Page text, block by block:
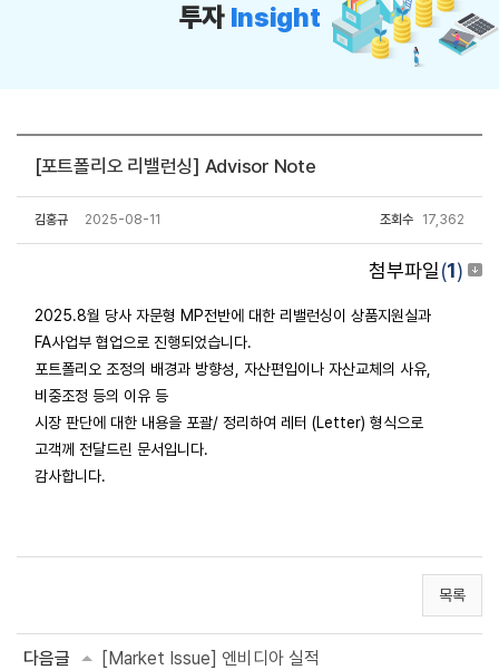
투자 Insight
[포트폴리오 리밸런싱] Advisor Note
김홍규 2025-08-11 조회수 17,362
첨부파일(1)
2025.8월 당사 자문형 MP전반에 대한 리밸런싱이 상품지원실과
FA사업부 협업으로 진행되었습니다.
포트폴리오 조정의 배경과 방향성, 자산편입이나 자산교체의 사유,
비중조정 등의 이유 등
시장 판단에 대한 내용을 포괄/ 정리하여 레터 (Letter) 형식으로
고객께 전달드린 문서입니다.
감사합니다.
목록
다음글 [Market Issue] 엔비디아 실적